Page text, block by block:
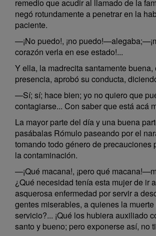
remedio que acudir al llamado de la
negó rotundamente a penetrar en la
paciente.
—¡No puedo!, ¡no
corazón verla en ese estado!...
Y ella, la madrecita santamente buena,
presencia, aprobó su conducta,
—Sí; sí; hace bien; yo no quiero que
contagiarse... Con saber que está acá
La mayor parte del día y una buena
pasábalas Rómulo paseando por el
tomando todo género de precauciones
la contaminación.
—¡Qué macana!, ¡pero qué
¿Qué necesidad tenía esta mujer de ir
asquerosa enfermedad por servir a
gentes miserables, a quienes la
servicio?... ¡Qué los hubiera auxiliado
santo y bueno; pero exponerse así, no